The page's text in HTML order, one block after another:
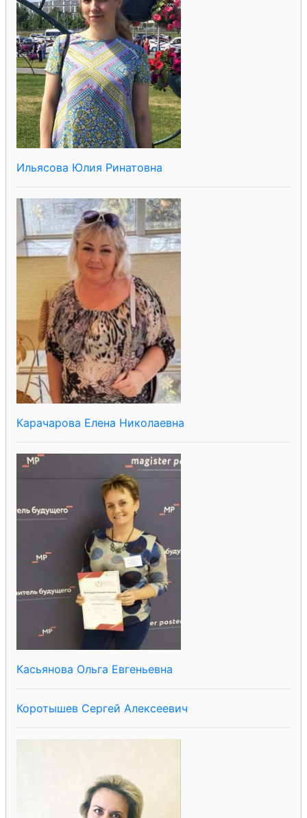
Ильясова Юлия Ринатовна
Карачарова Елена Николаевна
Касьянова Ольга Евгеньевна
Коротышев Сергей Алексеевич